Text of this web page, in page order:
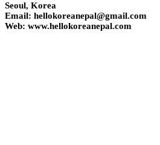
Seoul, Korea
Email: hellokoreanepal@gmail.com
Web: www.hellokoreanepal.com